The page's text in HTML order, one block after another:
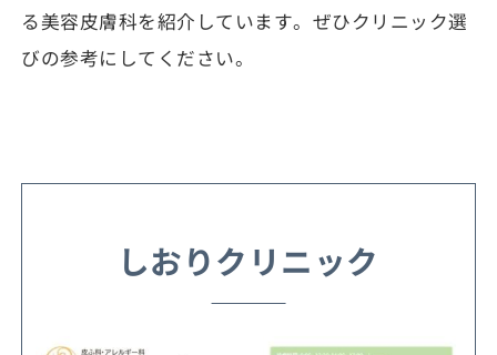
る美容皮膚科を紹介しています。ぜひクリニック選
びの参考にしてください。
しおりクリニック